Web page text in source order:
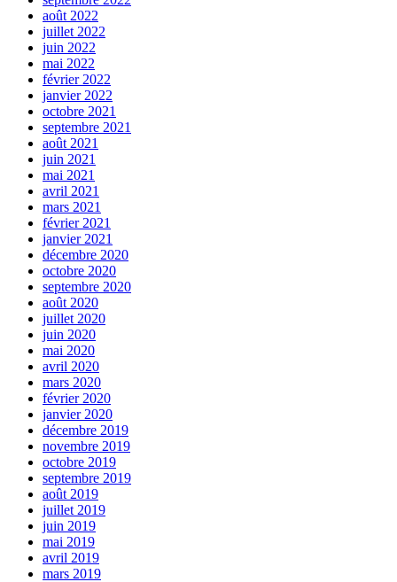
août 2022
juillet 2022
juin 2022
mai 2022
février 2022
janvier 2022
octobre 2021
septembre 2021
août 2021
juin 2021
mai 2021
avril 2021
mars 2021
février 2021
janvier 2021
décembre 2020
octobre 2020
septembre 2020
août 2020
juillet 2020
juin 2020
mai 2020
avril 2020
mars 2020
février 2020
janvier 2020
décembre 2019
novembre 2019
octobre 2019
septembre 2019
août 2019
juillet 2019
juin 2019
mai 2019
avril 2019
mars 2019